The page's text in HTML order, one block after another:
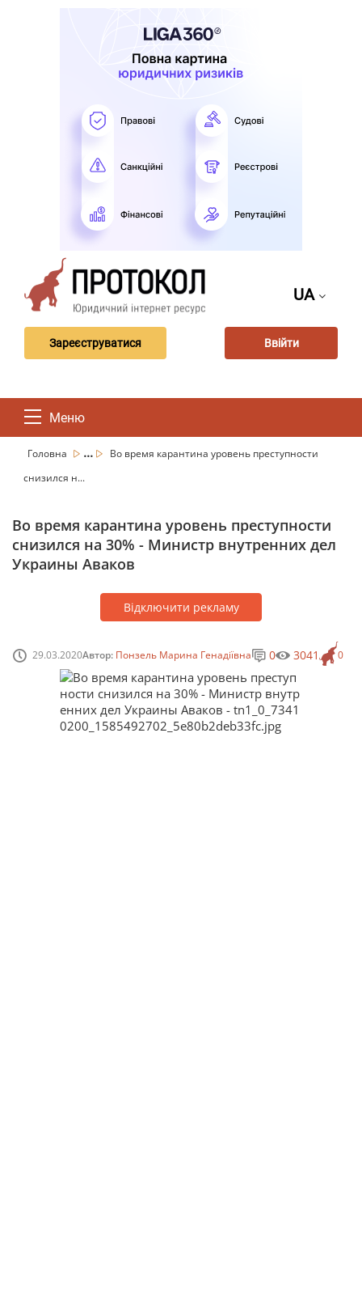
UA
Зареєструватися Ввійти
Меню
Головна ...
Во время карантина уровень преступности
снизился н...
Во время карантина уровень преступности
снизился на 30% - Министр внутренних дел
Украины Аваков
Відключити рекламу
29.03.2020Автор: Понзель Марина Генадіївна 0
0 3041